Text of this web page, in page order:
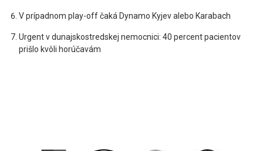
V prípadnom play-off čaká Dynamo Kyjev alebo Karabach
Urgent v dunajskostredskej nemocnici: 40 percent pacientov
prišlo kvôli horúčavám